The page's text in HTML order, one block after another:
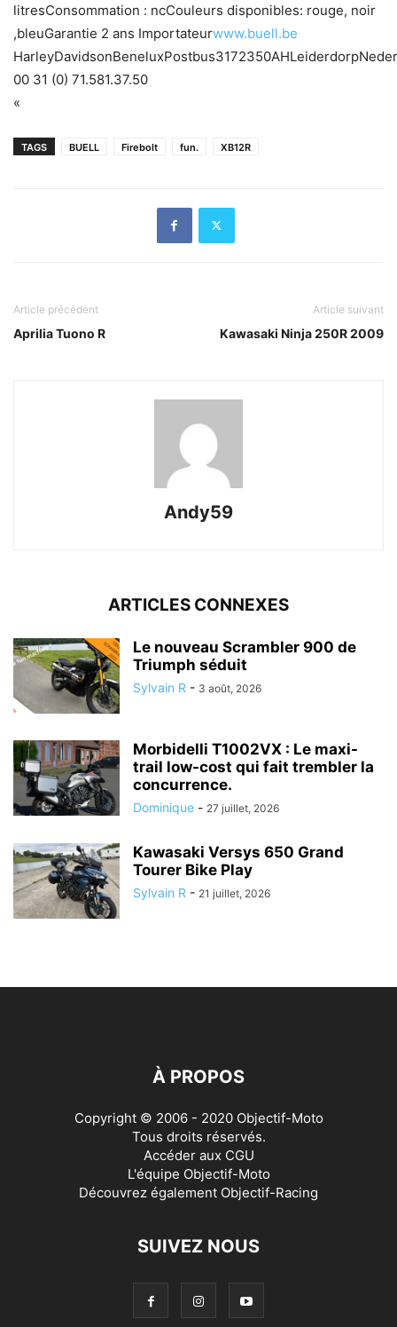
litresConsommation : ncCouleurs disponibles: rouge, noir
,bleuGarantie 2 ans Importateurwww.buell.be
00 31 (0) 71.581.37.50
«
TAGS BUELL Firebolt fun. XB12R
Article précédent
Aprilia Tuono R
Article suivant
Kawasaki Ninja 250R 2009
Andy59
ARTICLES CONNEXES
Le nouveau Scrambler 900 de
Triumph séduit
Sylvain R - 3 août, 2026
Morbidelli T1002VX : Le maxi-
trail low-cost qui fait trembler la
concurrence.
Dominique - 27 juillet, 2026
Kawasaki Versys 650 Grand
Tourer Bike Play
Sylvain R - 21 juillet, 2026
À PROPOS
Copyright © 2006 - 2020 Objectif-Moto
Tous droits réservés.
Accéder aux CGU
L'équipe Objectif-Moto
Découvrez également Objectif-Racing
SUIVEZ NOUS